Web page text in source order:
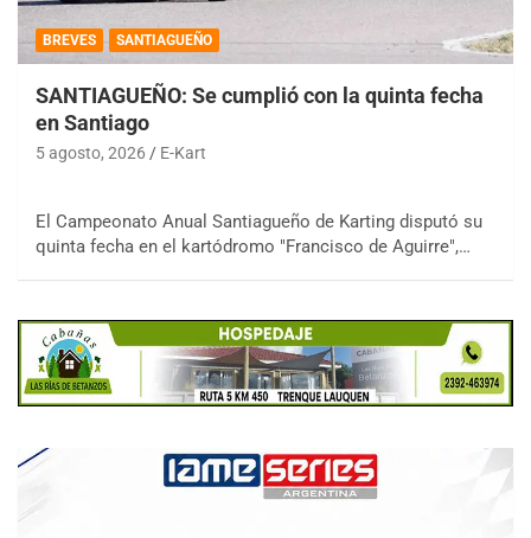
BREVES SANTIAGUEÑO
SANTIAGUEÑO: Se cumplió con la quinta fecha
en Santiago
5 agosto, 2026 E-Kart
El Campeonato Anual Santiagueño de Karting disputó su
quinta fecha en el kartódromo "Francisco de Aguirre",…